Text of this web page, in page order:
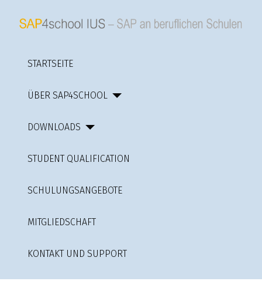
STARTSEITE
ÜBER SAP4SCHOOL
DOWNLOADS
STUDENT QUALIFICATION
SCHULUNGSANGEBOTE
MITGLIEDSCHAFT
KONTAKT UND SUPPORT